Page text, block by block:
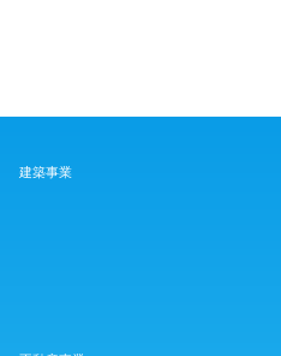
建築事業